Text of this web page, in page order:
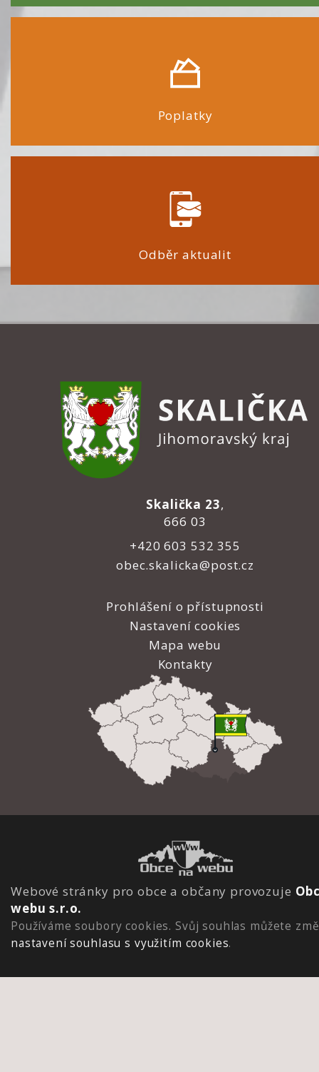
Poplatky
Odběr aktualit
Skalička 23,
666 03
+420 603 532 355
obec.skalicka@post.cz
Prohlášení o přístupnosti
Nastavení cookies
Mapa webu
Kontakty
Webové stránky pro obce a občany provozuje
webu s.r.o.
Používáme soubory cookies. Svůj souhlas můžete
nastavení souhlasu s využitím cookies.